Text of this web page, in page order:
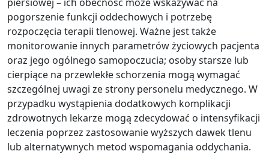
pogorszenie funkcji oddechowych i potrzebę
rozpoczęcia terapii tlenowej. Ważne jest także
monitorowanie innych parametrów życiowych pacjenta
oraz jego ogólnego samopoczucia; osoby starsze lub
cierpiące na przewlekłe schorzenia mogą wymagać
szczególnej uwagi ze strony personelu medycznego. W
przypadku wystąpienia dodatkowych komplikacji
zdrowotnych lekarze mogą zdecydować o intensyfikacji
leczenia poprzez zastosowanie wyższych dawek tlenu
lub alternatywnych metod wspomagania oddychania.